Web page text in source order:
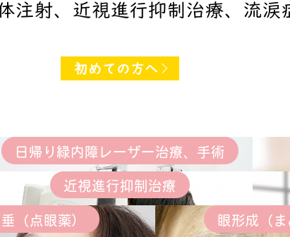
注射、近視進行抑制治療、流涙
初めての方へ
日帰り緑内障レーザー治療、手術
近視進行抑制治療
（点眼薬） 眼形成（ま